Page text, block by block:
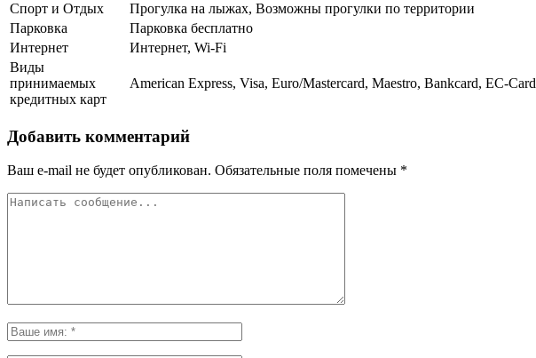
Спорт и Отдых
Прогулка на лыжах, Возможны прогулки по территории
Парковка
Парковка бесплатно
Интернет
Интернет, Wi-Fi
Виды
принимаемых
кредитных карт
American Express, Visa, Euro/Mastercard, Maestro, Bankcard, EC-Card
Добавить комментарий
Ваш e-mail не будет опубликован. Обязательные поля помечены *